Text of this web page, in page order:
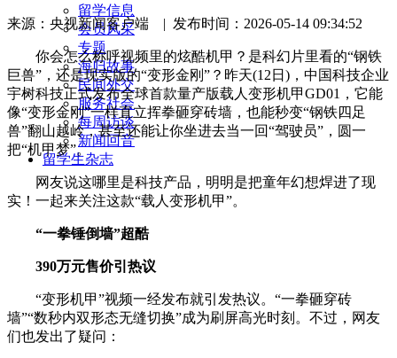
留学信息
会员风采
专题
海归故事
民间外交
服务社会
每周访谈
新闻回音
留学生杂志
来源：央视新闻客户端 | 发布时间：2026-05-14 09:34:52
你会怎么称呼视频里的炫酷机甲？是科幻片里看的“钢铁
巨兽”，还是现实版的“变形金刚”？昨天(12日)，中国科技企业
宇树科技正式发布全球首款量产版载人变形机甲GD01，它能
像“变形金刚”一样直立挥拳砸穿砖墙，也能秒变“钢铁四足
兽”翻山越岭，甚至还能让你坐进去当一回“驾驶员”，圆一
把“机甲梦”。
网友说这哪里是科技产品，明明是把童年幻想焊进了现
实！一起来关注这款“载人变形机甲”。
“一拳锤倒墙”超酷
390万元售价引热议
“变形机甲”视频一经发布就引发热议。“一拳砸穿砖
墙”“数秒内双形态无缝切换”成为刷屏高光时刻。不过，网友
们也发出了疑问：